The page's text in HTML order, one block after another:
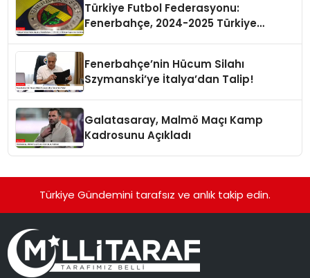
Türkiye Futbol Federasyonu:
Fenerbahçe, 2024-2025 Türkiye
Fenerbahçe’nin Hücum Silahı
Szymanski’ye İtalya’dan Talip!
Galatasaray, Malmö Maçı Kamp
Kadrosunu Açıkladı
Türkiye Gündemini tarafsız ve anlık takip edin.